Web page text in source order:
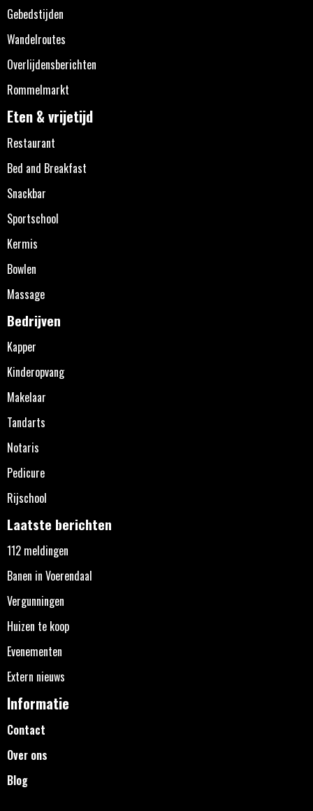
Gebedstijden
Wandelroutes
Overlijdensberichten
Rommelmarkt
Eten & vrijetijd
Restaurant
Bed and Breakfast
Snackbar
Sportschool
Kermis
Bowlen
Massage
Bedrijven
Kapper
Kinderopvang
Makelaar
Tandarts
Notaris
Pedicure
Rijschool
Laatste berichten
112 meldingen
Banen in Voerendaal
Vergunningen
Huizen te koop
Evenementen
Extern nieuws
Informatie
Contact
Over ons
Blog